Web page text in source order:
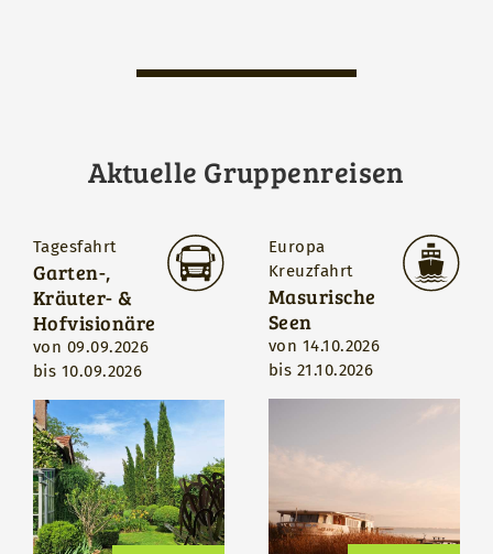
Aktuelle Gruppenreisen
Tagesfahrt
Garten-,
Kräuter- &
Hofvisionäre
von 09.09.2026
bis 10.09.2026
Europa
Kreuzfahrt
Masurische
Seen
von 14.10.2026
bis 21.10.2026